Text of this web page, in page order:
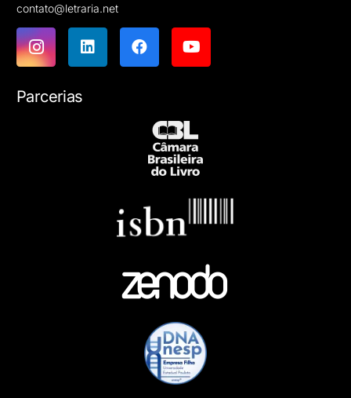
contato@letraria.net
Parcerias